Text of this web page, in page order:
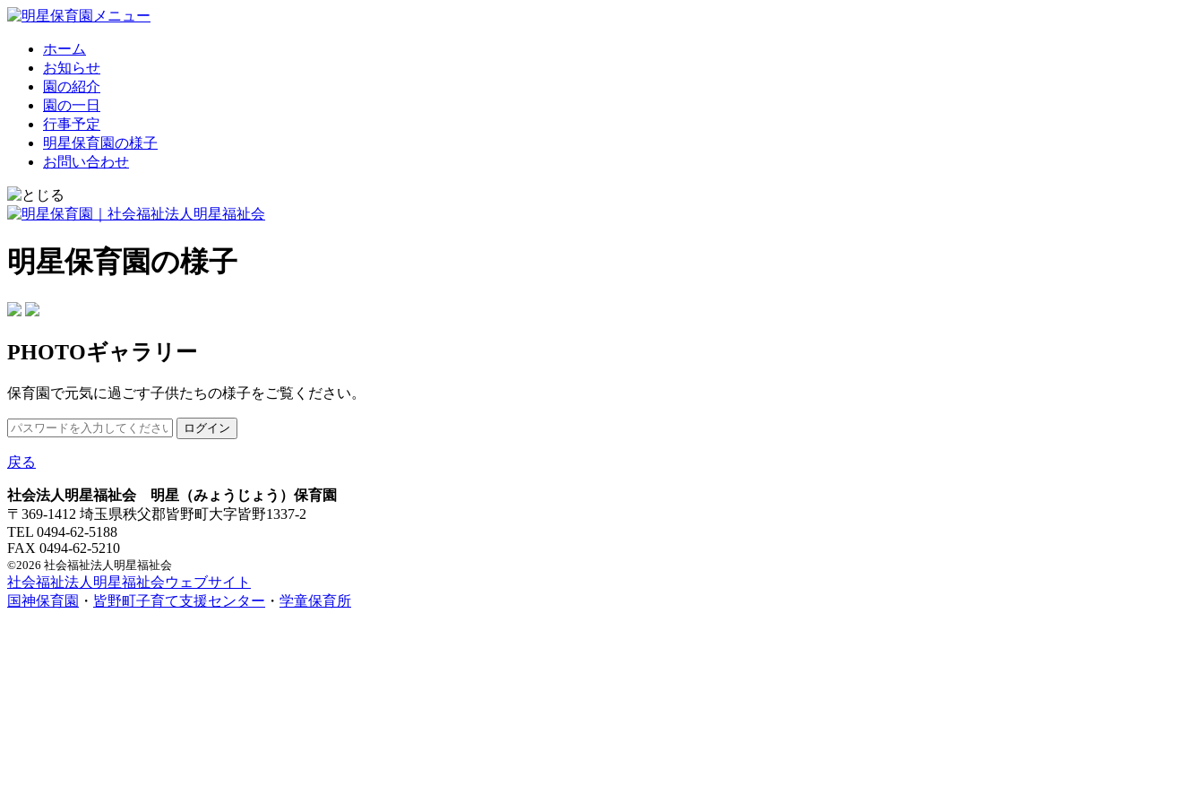
ホーム
お知らせ
園の紹介
園の一日
行事予定
明星保育園の様子
お問い合わせ
明星保育園の様子
PHOTOギャラリー
保育園で元気に過ごす子供たちの様子をご覧ください。
戻る
社会法人明星福祉会 明星（みょうじょう）保育園
〒369-1412 埼玉県秩父郡皆野町大字皆野1337-2
TEL 0494-62-5188
FAX 0494-62-5210
©2026 社会福祉法人明星福祉会
社会福祉法人明星福祉会ウェブサイト
国神保育園 ・ 皆野町子育て支援センター ・ 学童保育所